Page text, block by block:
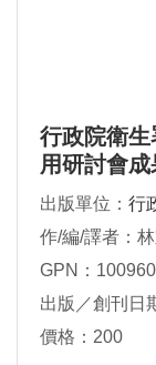
行政院衛
用研討會
出版單位： 行
作/編/譯者：
GPN：
出版／創刊日
價格：200